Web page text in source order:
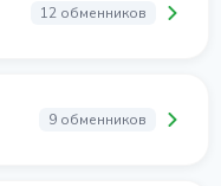
12 обменников
9 обменников